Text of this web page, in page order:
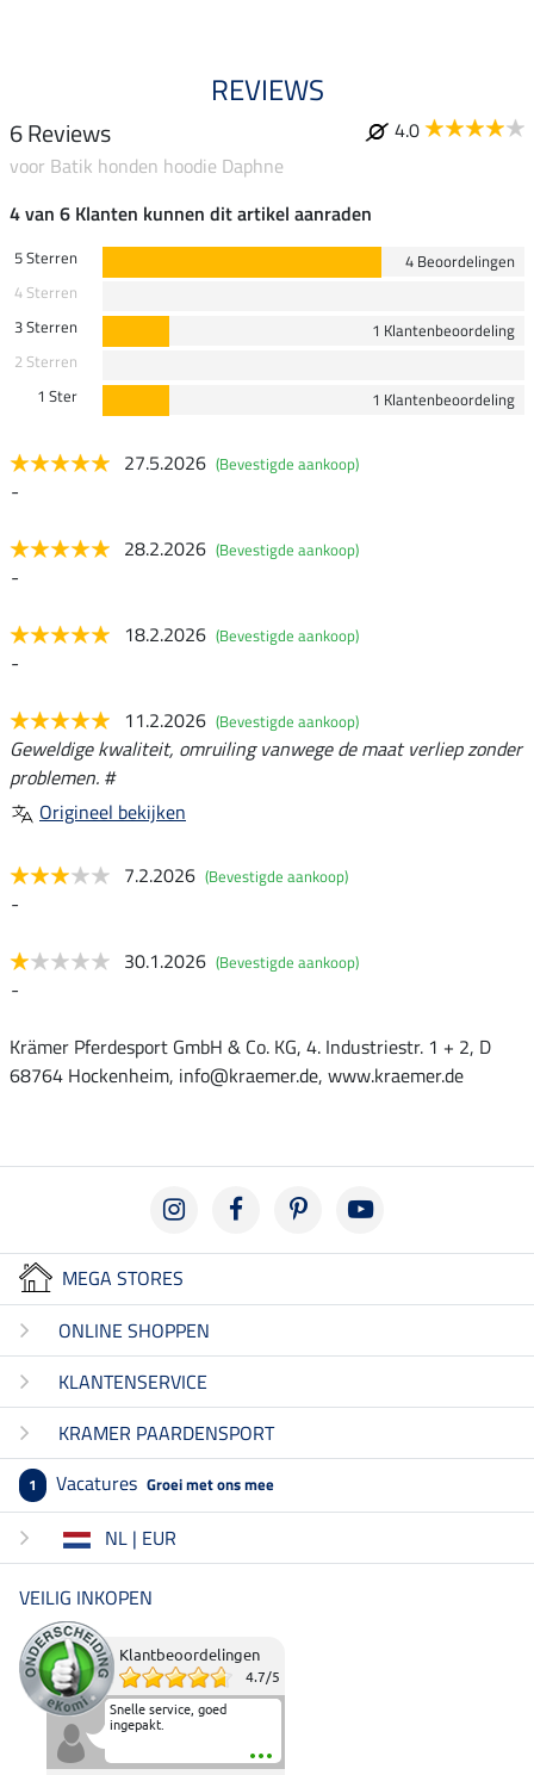
REVIEWS
6 Reviews
4.0
voor Batik honden hoodie Daphne
4 van 6 Klanten kunnen dit artikel aanraden
5 Sterren
4 Beoordelingen
4 Sterren
3 Sterren
1 Klantenbeoordeling
2 Sterren
1 Ster
1 Klantenbeoordeling
27.5.2026 (Bevestigde aankoop)
-
28.2.2026 (Bevestigde aankoop)
-
18.2.2026 (Bevestigde aankoop)
-
11.2.2026 (Bevestigde aankoop)
Geweldige kwaliteit, omruiling vanwege de maat verliep zonder
problemen. #
Origineel bekijken
7.2.2026 (Bevestigde aankoop)
-
30.1.2026 (Bevestigde aankoop)
-
Krämer Pferdesport GmbH & Co. KG, 4. Industriestr. 1 + 2, D
68764 Hockenheim, info@kraemer.de, www.kraemer.de
MEGA STORES
ONLINE SHOPPEN
KLANTENSERVICE
KRAMER PAARDENSPORT
1 Vacatures Groei met ons mee
NL | EUR
VEILIG INKOPEN
Klantbeoordelingen
4.7/5
Snelle service, goed
ingepakt.